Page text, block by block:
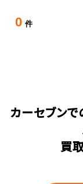
0 件
カーセブン
買